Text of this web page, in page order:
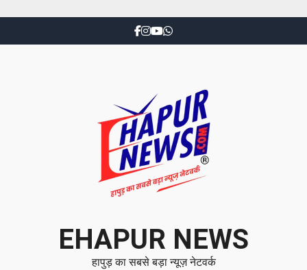
EHAPUR NEWS
हापुड़ का सबसे बड़ा न्यूज़ नेटवर्क